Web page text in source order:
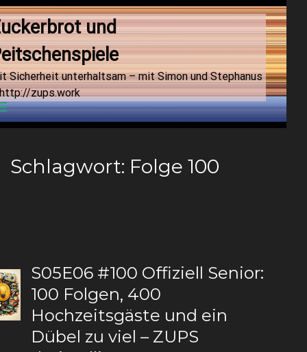
und
Sicherheit unterhaltsam – mit Simon und Stephanus
zups.work
Schlagwort: Folge 100
S05E06 #100 Offiziell Senior:
100 Folgen, 400
Hochzeitsgäste und ein
Dübel zu viel – ZUPS